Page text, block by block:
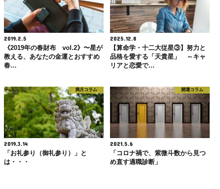
2019.2.5
《2019年の春財布 vol.2》〜星が
教える、あなたの金運とおすすめ
春…
2025.12.8
【算命学・十二大従星③】努力と
品格を愛する「天貴星」 ～キャ
リアと恋愛で…
満月コラム
2019.3.14
「お礼参り（御礼参り）」と
は・・・
開運コラム
2021.5.6
「コロナ禍で、紫微斗数から見つ
め直す適職診断」